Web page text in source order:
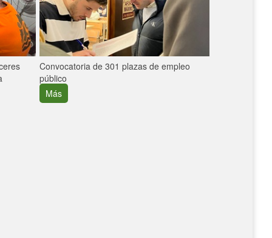
Convocatoria de 301 plazas de empleo
público
Más